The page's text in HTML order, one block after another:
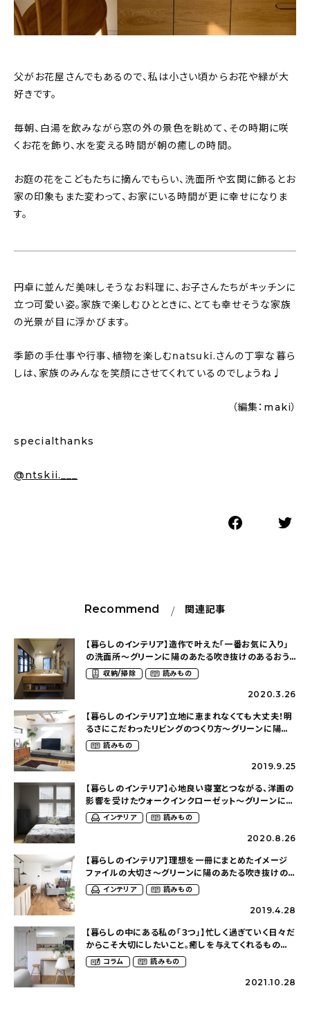
父がお花屋さんでもあるので、私は小さい頃からお花や緑が大
好きです。
毎朝、白湯を飲みながら窓の外の景色を眺めて、その時期に咲
くお花を飾り、水を変える時間が朝の癒しの時間。
お庭の花をこどもたちに摘んでもらい、洗面所や玄関に飾るとお
家の印象もまた変わって、お家にいる時間が更に幸せになりま
す。
円卓に並んだ美味しそうなお料理に、お子さんたちがキッチンに
立つ可愛い姿。家族で楽しむひとときに、とても幸せそうな家族
の光景が目に浮かびます。
季節の手仕事や行事、植物を楽しむ𝗇𝖺𝗍𝗌𝗎𝗄𝗂.さんの丁寧な暮ら
しは、家族のみんなを笑顔にさせてくれているのでしょうね♩
（編集：maki）
specialthanks
@ntskii.___
Recommend 関連記事
【暮らしのインテリア】造作で叶えた「一番お気に入り」
の洗面所〜グリーンに陽のあたる吹き抜けのあるおう
ち（___.ysm.ieさん）
収納/掃除 読みもの
2020.3.26
【暮らしのインテリア】立地に恵まれなくても大丈夫！明
るさにこだわったリビングのつくり方〜グリーンに陽の
あたる吹き抜けのあるおうち（___.ysm.ieさん）
読みもの
2019.9.25
【暮らしのインテリア】心地良い寝室とつながる、洋画の
影響を受けたウォークインクローゼット〜グリーンに陽
のあたる吹き抜けのあるおうち（___.ysm.ieさん）
インテリア 読みもの
2020.8.26
【暮らしのインテリア】理想を一冊にまとめたイメージ
ファイルの大切さ〜グリーンに陽のあたる吹き抜けの
あるおうち（___.ysm.ieさん）
インテリア 読みもの
2019.4.28
【暮らしの中にある私の「３つ」】忙しく過ぎていく日々だ
からこそ大切にしたいこと。癒しを与えてくれるもの
（___.eehさん）
コラム 読みもの
2021.10.28